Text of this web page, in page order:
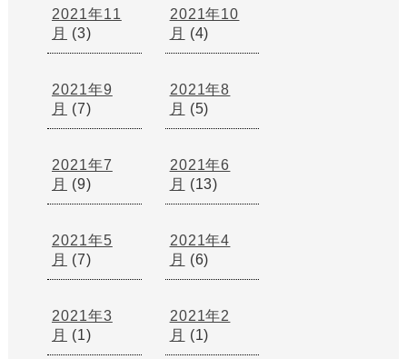
2021年11
月
(3)
2021年10
月
(4)
2021年9
月
(7)
2021年8
月
(5)
2021年7
月
(9)
2021年6
月
(13)
2021年5
月
(7)
2021年4
月
(6)
2021年3
月
(1)
2021年2
月
(1)